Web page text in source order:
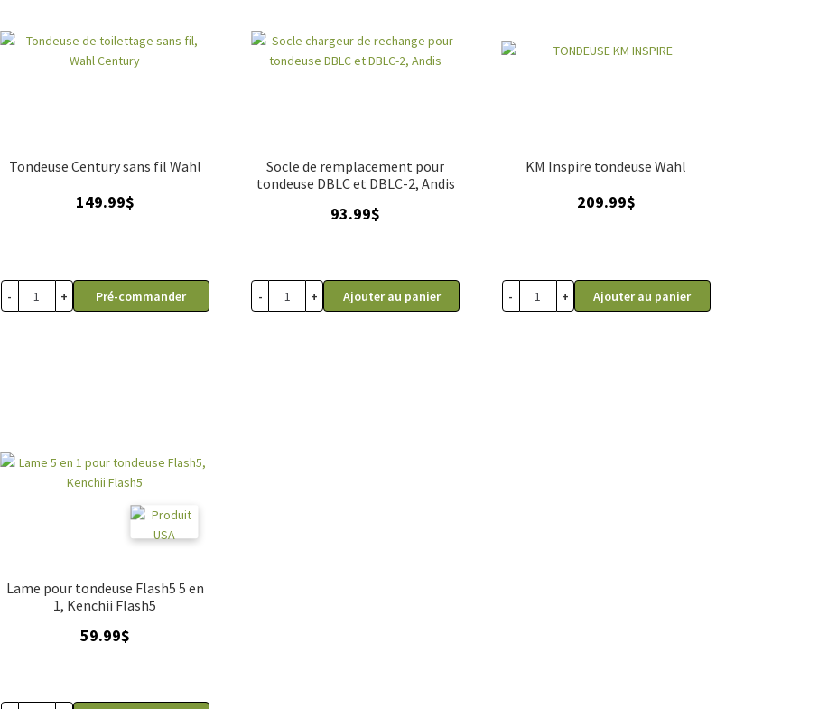
Tondeuse Century sans fil Wahl
149.99$
- + Pré-commander
Socle de remplacement pour
tondeuse DBLC et DBLC-2, Andis
93.99$
- + Ajouter au panier
KM Inspire tondeuse Wahl
209.99$
- + Ajouter au panier
Lame pour tondeuse Flash5 5 en
1, Kenchii Flash5
59.99$